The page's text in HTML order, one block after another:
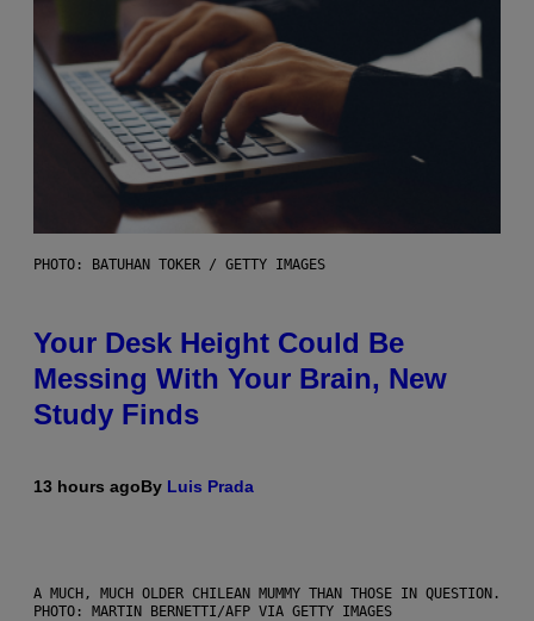
PHOTO: BATUHAN TOKER / GETTY IMAGES
Your Desk Height Could Be
Messing With Your Brain, New
Study Finds
13 hours agoBy Luis Prada
A MUCH, MUCH OLDER CHILEAN MUMMY THAN THOSE IN QUESTION.
PHOTO: MARTIN BERNETTI/AFP VIA GETTY IMAGES